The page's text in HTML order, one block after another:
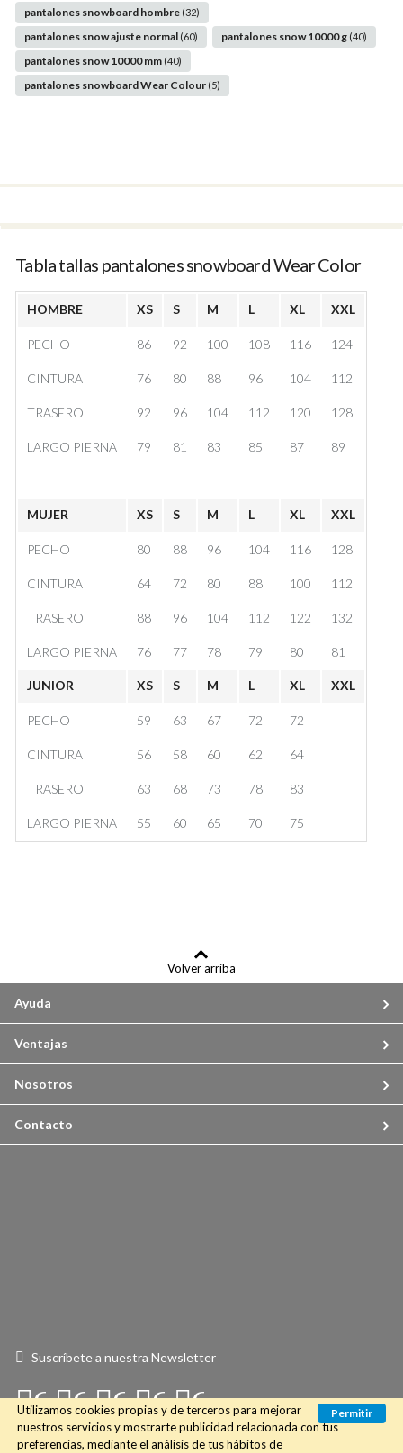
pantalones snowboard hombre (32)
pantalones snow ajuste normal (60) pantalones snow 10000 g (40)
pantalones snow 10000 mm (40)
pantalones snowboard Wear Colour (5)
Tabla tallas pantalones snowboard Wear Color
HOMBRE XS S M L XL XXL
PECHO 86 92 100 108 116 124
CINTURA 76 80 88 96 104 112
TRASERO 92 96 104 112 120 128
LARGO PIERNA 79 81 83 85 87 89
MUJER XS S M L XL XXL
PECHO 80 88 96 104 116 128
CINTURA 64 72 80 88 100 112
TRASERO 88 96 104 112 122 132
LARGO PIERNA 76 77 78 79 80 81
JUNIOR XS S M L XL XXL
PECHO 59 63 67 72 72
CINTURA 56 58 60 62 64
TRASERO 63 68 73 78 83
LARGO PIERNA 55 60 65 70 75
Volver arriba
Ayuda
Ventajas
Nosotros
Contacto
Suscríbete a nuestra Newsletter
Connect
with
Connect
with
Connect
with
Connect
with
Connect
with
Utilizamos cookies propias y de terceros para mejorar
nuestros servicios y mostrarte publicidad relacionada con tus
preferencias, mediante el análisis de tus hábitos de
Permitir